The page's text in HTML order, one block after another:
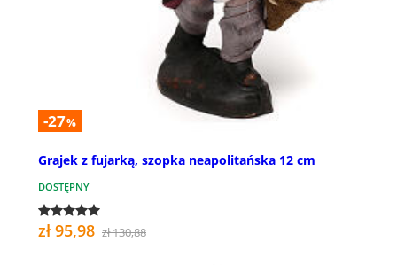
-27%
Grajek z fujarką, szopka neapolitańska 12 cm
DOSTĘPNY
zł 95,98 zł 130,88